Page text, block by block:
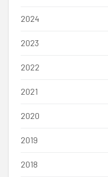
2024
2023
2022
2021
2020
2019
2018